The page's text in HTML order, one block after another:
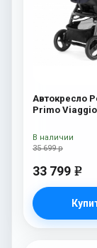
Автокресло
Primo Viaggio
White/Black)
35 699 р
33 799 e
В наличии